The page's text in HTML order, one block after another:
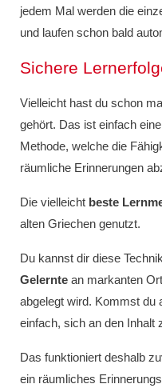
jedem Mal werden die
und laufen schon bald
Sichere
Vielleicht hast du schon
gehört. Das ist einfach
Methode, welche die
räumliche Erinnerungen
Die vielleicht beste
alten Griechen genutzt.
Du kannst dir diese
Gelernte an markanten
abgelegt wird. Kommst du
einfach, sich an den Inhalt
Das funktioniert deshalb
ein räumliches